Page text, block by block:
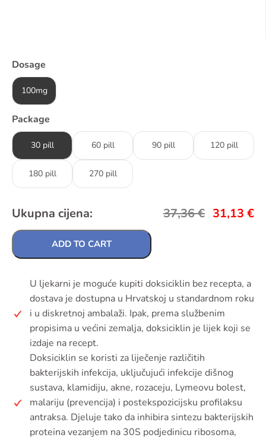
Dosage
100mg
Package
30 pill 60 pill 90 pill 120 pill
180 pill 270 pill
Ukupna cijena: 37,36€ 31,13 €
ADD TO CART
U ljekarni je moguće kupiti doksiciklin bez recepta, a
dostava je dostupna u Hrvatskoj u standardnom roku
i u diskretnoj ambalaži. Ipak, prema službenim
propisima u većini zemalja, doksiciklin je lijek koji se
izdaje na recept.
Doksiciklin se koristi za liječenje različitih
bakterijskih infekcija, uključujući infekcije dišnog
sustava, klamidiju, akne, rozaceju, Lymeovu bolest,
malariju (prevencija) i postekspozicijsku profilaksu
antraksa. Djeluje tako da inhibira sintezu bakterijskih
proteina vezanjem na 30S podjedinicu ribosoma,